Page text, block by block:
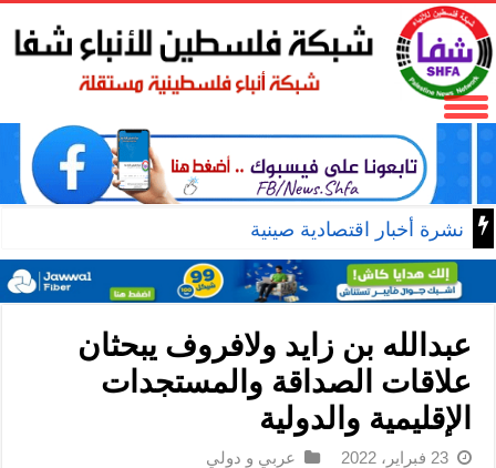
نشرة أخبار اقتصادية صينية
عبدالله بن زايد ولافروف يبحثان
علاقات الصداقة والمستجدات
الإقليمية والدولية
23 فبراير، 2022 عربي و دولي